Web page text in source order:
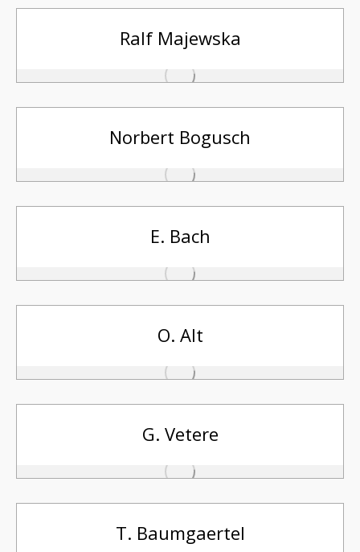
Ralf Majewska
Norbert Bogusch
E. Bach
O. Alt
G. Vetere
T. Baumgaertel